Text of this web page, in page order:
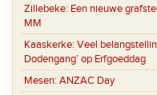
Zillebeke: Een nieuwe
MM
Kaaskerke: Veel
Dodengang’ op Erfgoeddag
Mesen: ANZAC Day